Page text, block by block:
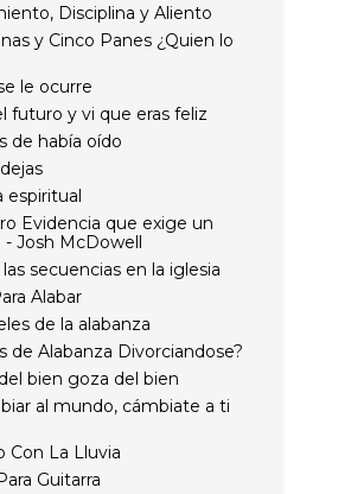
Disciplina y Aliento
y Cinco Panes ¿Quien lo
le ocurre
futuro y vi que eras feliz
de había oído
espiritual
Evidencia que exige un
Josh McDowell
secuencias en la iglesia
Alabar
de la alabanza
de Alabanza Divorciandose?
bien goza del bien
al mundo, cámbiate a ti
Con La Lluvia
Guitarra